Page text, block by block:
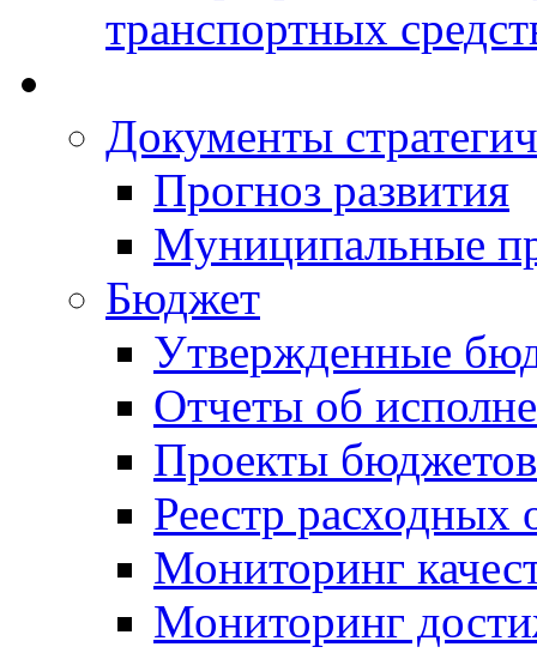
транспортных
Документы
Прогноз развития
Муниципальные
Бюджет
Утвержденные
Отчеты об
Проекты бюджетов
Реестр расходных
Мониторинг
Мониторинг